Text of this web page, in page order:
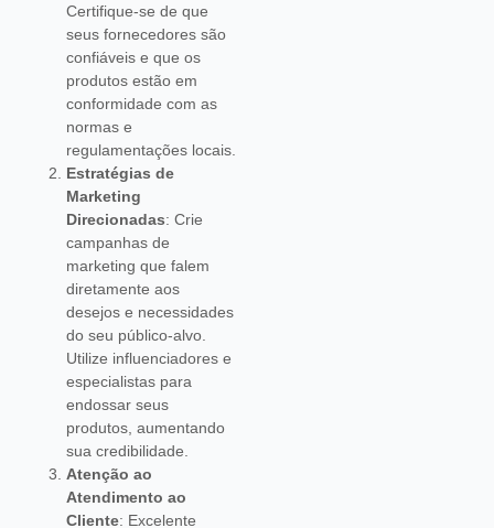
Certifique-se de que
seus fornecedores são
confiáveis e que os
produtos estão em
conformidade com as
normas e
regulamentações locais.
Estratégias de
Marketing
Direcionadas: Crie
campanhas de
marketing que falem
diretamente aos
desejos e necessidades
do seu público-alvo.
Utilize influenciadores e
especialistas para
endossar seus
produtos, aumentando
sua credibilidade.
Atenção ao
Atendimento ao
Cliente: Excelente